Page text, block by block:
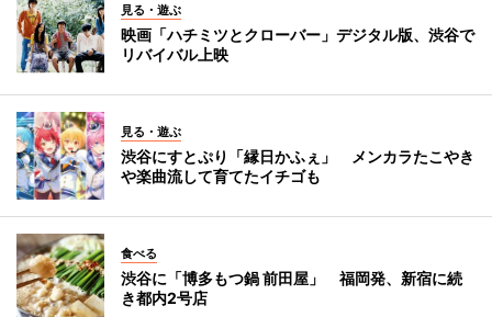
見る・遊ぶ
映画「ハチミツとクローバー」デジタル版、渋谷で
リバイバル上映
見る・遊ぶ
渋谷にすとぷり「縁日かふぇ」 メンカラたこやき
や楽曲流して育てたイチゴも
食べる
渋谷に「博多もつ鍋 前田屋」 福岡発、新宿に続
き都内2号店